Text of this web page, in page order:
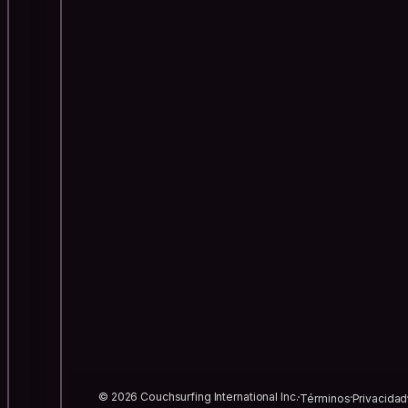
© 2026 Couchsurfing International Inc.TérminosPrivacidad